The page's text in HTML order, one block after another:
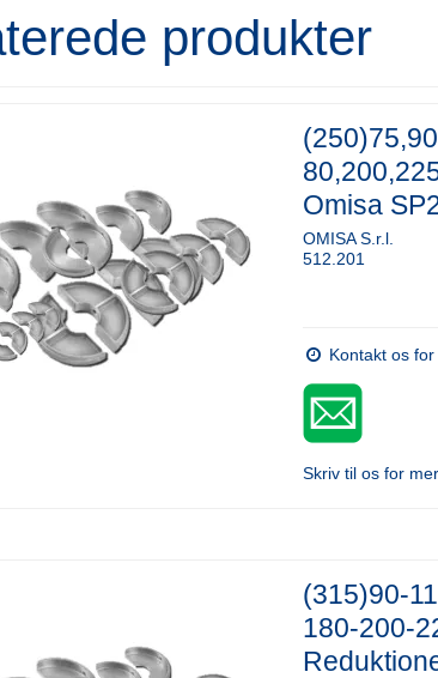
produkter
Omisa
OMISA S.r.l.
512.201
Kontakt os
Skriv til os for
(315)90-
180-200-